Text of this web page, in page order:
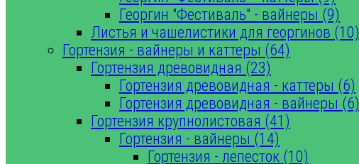
Георгин "Фестиваль" - вайнеры (9)
Листья и чашелистики для георгинов (10)
Гортензия - вайнеры и каттеры (64)
Гортензия древовидная (23)
Гортензия древовидная - каттеры (6)
Гортензия древовидная - вайнеры (6)
Гортензия крупнолистовая (41)
Гортензия - вайнеры (14)
Гортензия - лепесток (10)